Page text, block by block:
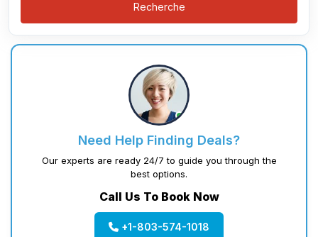
Recherche
Need Help Finding Deals?
Our experts are ready 24/7 to guide you through the
best options.
Call Us To Book Now
+1-803-574-1018